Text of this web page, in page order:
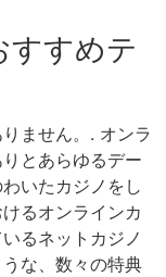
すすめテ
ません。. オンラ
とあらゆるデー
いたカジノをし
るオンラインカ
るネットカジノ
な、数々の特典